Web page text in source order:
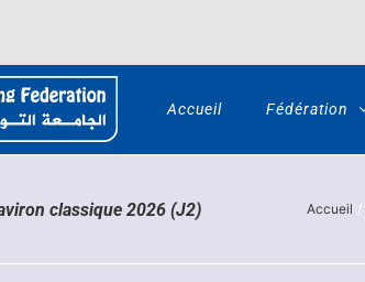
Accueil Fédération
classique 2026 (J2) Accueil